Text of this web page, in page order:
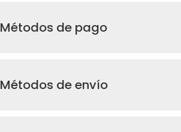
Métodos de pago
Métodos de envío